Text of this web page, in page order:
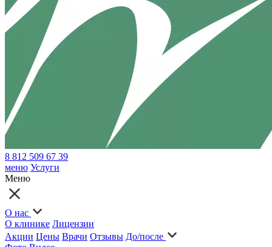
8 812 509 67 39
меню Услуги
Меню
О нас
О клинике Лицензии
Акции Цены Врачи Отзывы До/после